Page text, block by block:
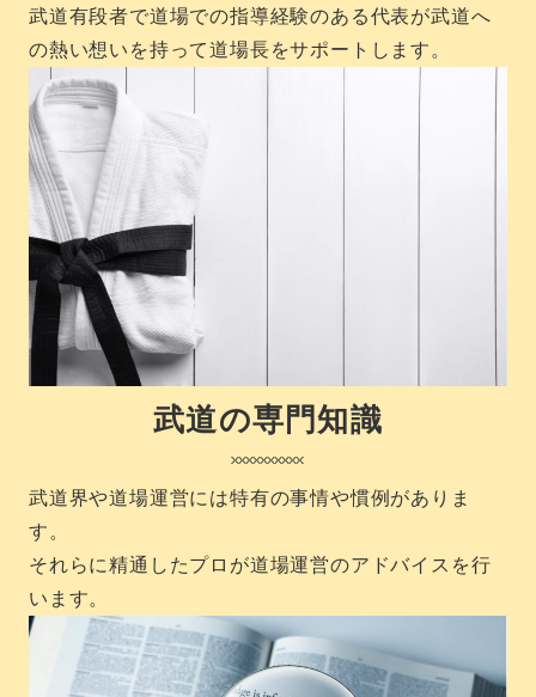
武道有段者で道場での指導経験のある代表が武道へ
の熱い想いを持って道場長をサポートします。
武道の専門知識
武道界や道場運営には特有の事情や慣例がありま
す。
それらに精通したプロが道場運営のアドバイスを行
います。